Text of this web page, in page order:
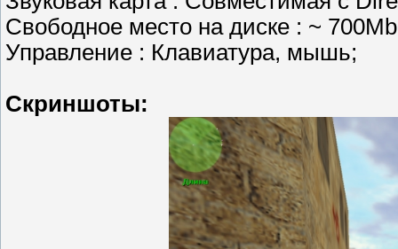
Свободное место на диске : ~
Управление : Клавиатура, мышь;
Скриншоты: